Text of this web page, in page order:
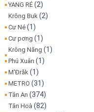
YANG RÉ (2)
Krông Buk (2)
Cư Né (1)
Cư pơng (1)
Krông Năng (1)
Phú Xuân (1)
M'Đrăk (1)
METRO (31)
Tân An (374)
Tân Hoà (82)